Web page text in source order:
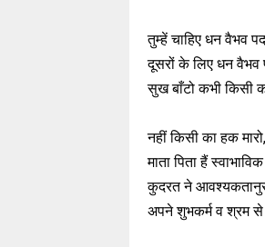
तुम्हें चाहिए धन वैभव
दूसरों के लिए धन वैभव
सुख बाँटो कभी किसी
नहीं किसी का हक
माता पिता हैं
कुदरत ने
अपने शुभकर्म व श्रम